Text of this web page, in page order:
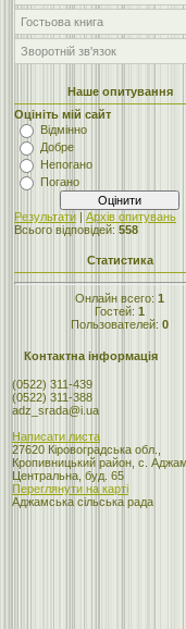
Гостьова книга
Зворотній зв'язок
Наше опитування
Оцініть мій сайт
Відмінно
Добре
Непогано
Погано
Результати | Архів опитувань
Всього відповідей: 558
Статистика
Онлайн всего: 1
Гостей: 1
Пользователей: 0
Контактна інформація
(0522) 311-439
(0522) 311-388
adz_srada@i.ua
Написати листа
27620 Кіровоградська обл.,
Кропивницький район, с.
Центральна, буд. 65
Переглянути на карті
Аджамська сільська рада